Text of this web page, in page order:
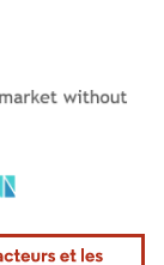
attribution sous CC BY